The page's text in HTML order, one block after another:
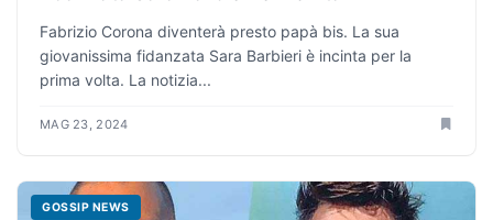
Fabrizio Corona diventerà presto papà bis. La sua
giovanissima fidanzata Sara Barbieri è incinta per la
prima volta. La notizia...
MAG 23, 2024
GOSSIP NEWS